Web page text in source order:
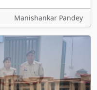
Manishankar Pandey